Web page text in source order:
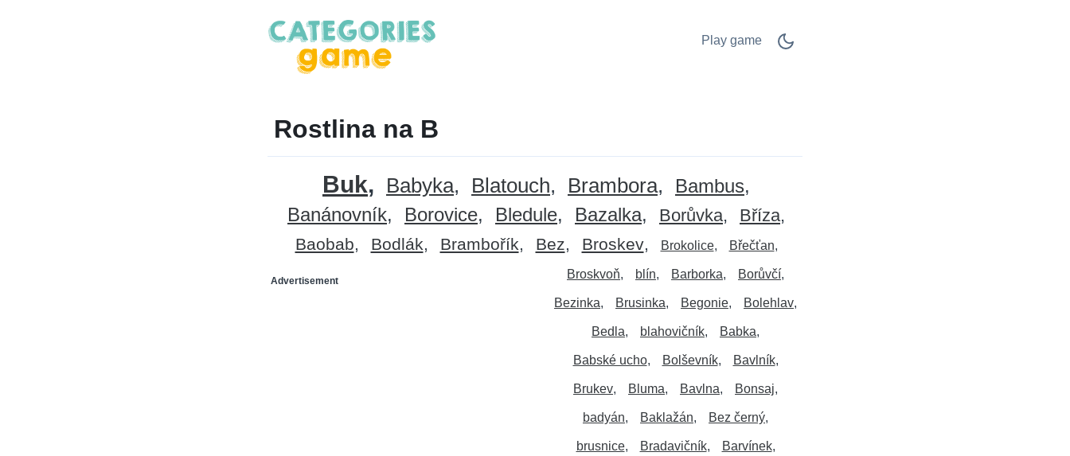
Play game
Rostlina na B
Buk Babyka Blatouch Brambora
Bambus
Banánovník
Borovice Bledule Bazalka Borůvka Bříza
Baobab Bodlák Brambořík Bez
Advertisement
Broskev Brokolice Břečťan
Broskvoň blín Barborka Borůvčí
Bezinka Brusinka Begonie Bolehlav
Bedla blahovičník Babka
Babské ucho Bolševník Bavlník
Brukev Bluma Bavlna Bonsaj
badyán Baklažán Bez černý
brusnice Bradavičník Barvínek